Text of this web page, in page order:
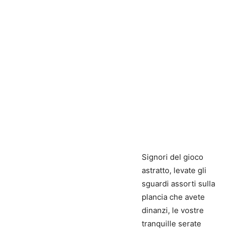
Signori del gioco
astratto, levate gli
sguardi assorti sulla
plancia che avete
dinanzi, le vostre
tranquille serate